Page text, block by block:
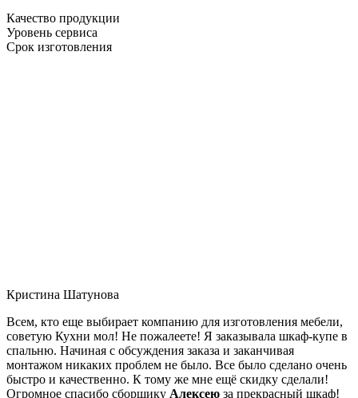
Качество продукции
Уровень сервиса
Срок изготовления
Кристина Шатунова
Всем, кто еще выбирает компанию для изготовления мебели,
советую Кухни мол! Не пожалеете! Я заказывала шкаф-купе в
спальню. Начиная с обсуждения заказа и заканчивая
монтажом никаких проблем не было. Все было сделано очень
быстро и качественно. К тому же мне ещё скидку сделали!
Огромное спасибо сборщику Алексею за прекрасный шкаф!